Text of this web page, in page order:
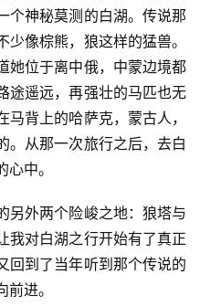
个神秘莫测的白湖。传说那
像棕熊，狼这样的猛兽。
她位于离中俄，中蒙边境都
途遥远，再强壮的马匹也无
背上的哈萨克，蒙古人，
。从那一次旅行之后，去白
中。
另外两个险峻之地：狼塔与
我对白湖之行开始有了真正
回到了当年听到那个传说的
进。